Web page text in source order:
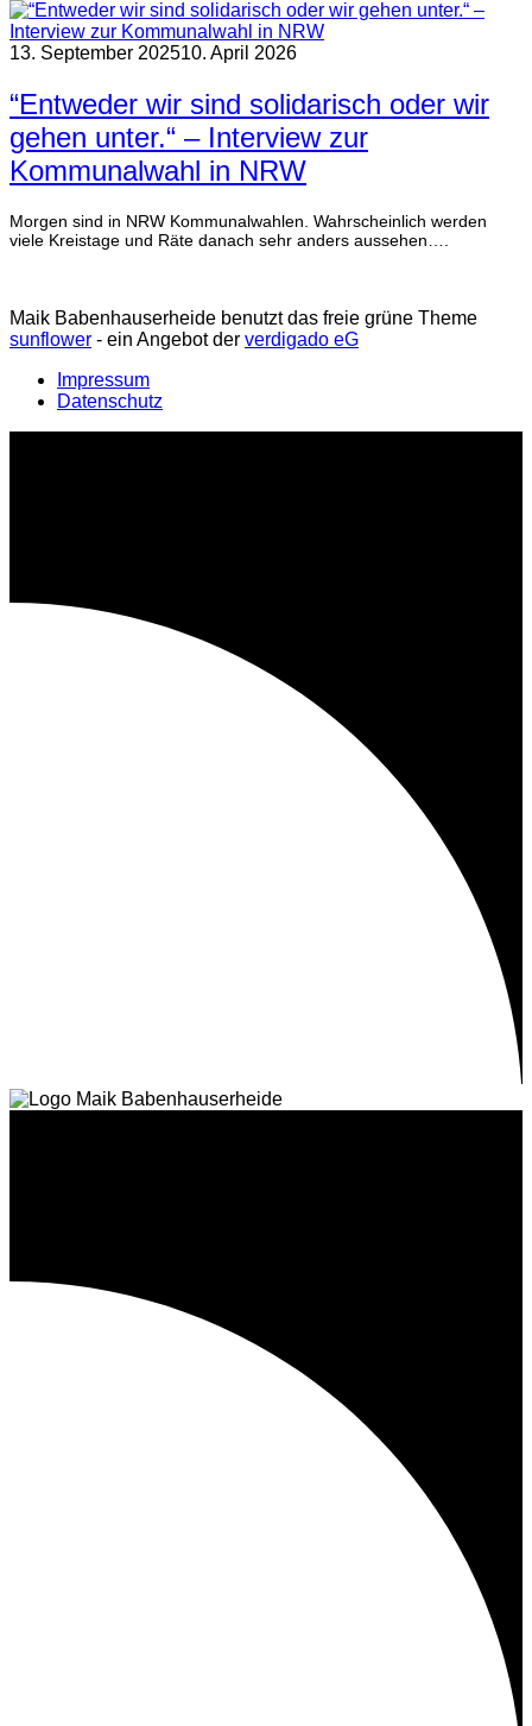
13. September 202510. April 2026
“Entweder wir sind solidarisch oder wir
gehen unter.“ – Interview zur
Kommunalwahl in NRW
Morgen sind in NRW Kommunalwahlen. Wahrscheinlich werden
viele Kreistage und Räte danach sehr anders aussehen….
Maik Babenhauserheide benutzt das freie grüne Theme
sunflower ‐ ein Angebot der verdigado eG
Impressum
Datenschutz